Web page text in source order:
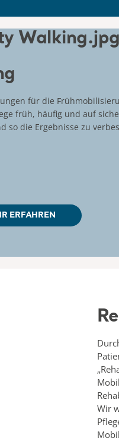
für die
früh, häufig und auf
so die Ergebnisse zu
ERFAHREN
Wir